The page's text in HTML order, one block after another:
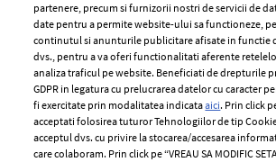
ELLE Style Awards
2024
Despre ELLE
Romania
Contact
Abonamente
Termeni
Politica
Politica
partenere, precum si furnizorii nostri de servicii de
date pentru a permite website-ului sa functioneze,
continutul si anunturile publicitare afisate in functie
dvs., pentru a va oferi functionalitati aferente
analiza traficul pe website. Beneficiati de drepturile
GDPR in legatura cu prelucrarea datelor cu caracter
fi exercitate prin modalitatea indicataaici. Prin click
acceptati folosirea tuturor Tehnologiilor de tip
acceptul dvs. cu privire la stocarea/accesarea
care colaboram. Prin click pe “VREAU SA MODIFIC